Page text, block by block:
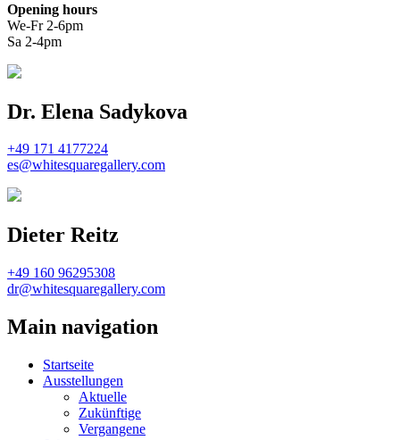
Opening hours
We-Fr 2-6pm
Sa 2-4pm
Dr. Elena Sadykova
+49 171 4177224
es@whitesquaregallery.com
Dieter Reitz
+49 160 96295308
dr@whitesquaregallery.com
Main navigation
Startseite
Ausstellungen
Aktuelle
Zukünftige
Vergangene